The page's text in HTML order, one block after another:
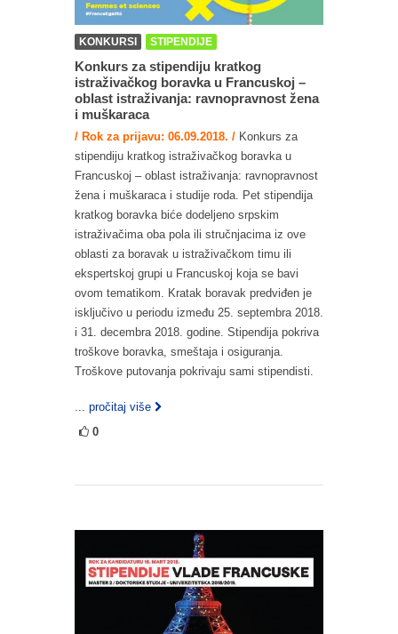
KONKURSI STIPENDIJE
Konkurs za stipendiju kratkog
istraživačkog boravka u Francuskoj –
oblast istraživanja: ravnopravnost žena
i muškaraca
/ Rok za prijavu: 06.09.2018. / Konkurs za
stipendiju kratkog istraživačkog boravka u
Francuskoj – oblast istraživanja: ravnopravnost
žena i muškaraca i studije roda. Pet stipendija
kratkog boravka biće dodeljeno srpskim
istraživačima oba pola ili stručnjacima iz ove
oblasti za boravak u istraživačkom timu ili
ekspertskoj grupi u Francuskoj koja se bavi
ovom tematikom. Kratak boravak predviđen je
isključivo u periodu između 25. septembra 2018.
i 31. decembra 2018. godine. Stipendija pokriva
troškove boravka, smeštaja i osiguranja.
Troškove putovanja pokrivaju sami stipendisti.
... pročitaj više
0